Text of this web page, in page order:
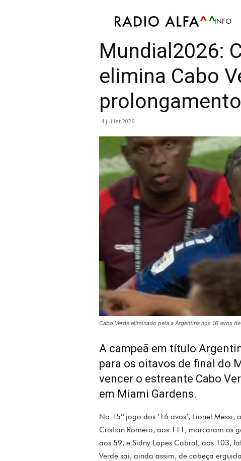
INFO
Atualidade Desportiva Futebol
Mundial2026:
elimina Cabo
prolongamento
4 juillet 2026
Cabo Verde eliminado pela a Argentina nos 16 avos
A campeã em título
para os oitavos de final do
vencer o estreante Cabo
em Miami Gardens.
No 15º jogo dos ’16 avos’, Lionel
Cristian Romero, aos 111, marcaram os
aos 59, e Sidny Lopes Cabral, aos 103,
Verde sai, ainda assim, de cabeça